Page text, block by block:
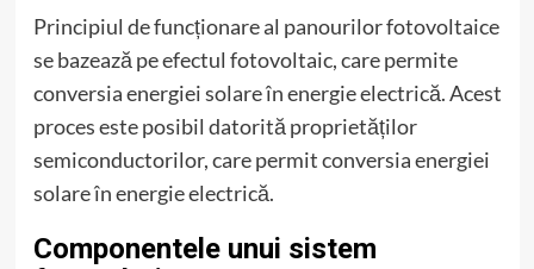
Principiul de funcționare al panourilor fotovoltaice
se bazează pe efectul fotovoltaic, care permite
conversia energiei solare în energie electrică. Acest
proces este posibil datorită proprietăților
semiconductorilor, care permit conversia energiei
solare în energie electrică.
Componentele unui sistem